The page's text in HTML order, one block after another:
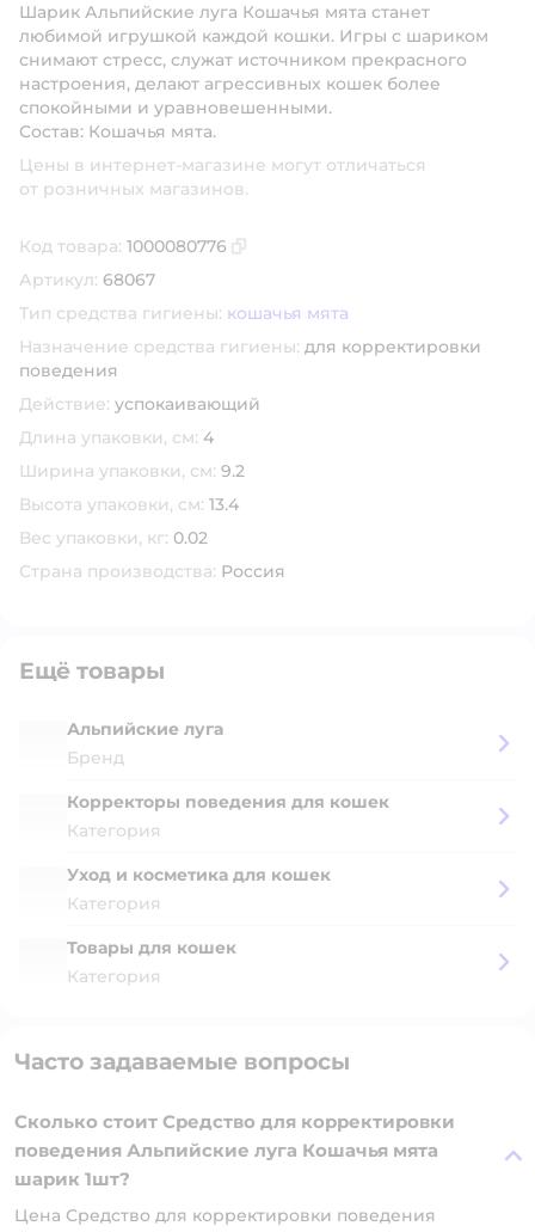
Шарик Альпийские луга Кошачья мята станет
любимой игрушкой каждой кошки. Игры с шариком
снимают стресс, служат источником прекрасного
настроения, делают агрессивных кошек более
спокойными и уравновешенными.
Состав: Кошачья мята.
Цены в интернет-магазине могут отличаться
от розничных магазинов.
Код товара: 1000080776
Артикул: 68067
Тип средства гигиены: кошачья мята
Назначение средства гигиены: для корректировки
поведения
Действие: успокаивающий
Длина упаковки, см: 4
Ширина упаковки, см: 9.2
Высота упаковки, см: 13.4
Вес упаковки, кг: 0.02
Страна производства: Россия
Ещё товары
Альпийские луга
Бренд
Корректоры поведения для кошек
Категория
Уход и косметика для кошек
Категория
Товары для кошек
Категория
Часто задаваемые вопросы
Сколько стоит Средство для корректировки
поведения Альпийские луга Кошачья мята
шарик 1шт?
Цена Средство для корректировки поведения